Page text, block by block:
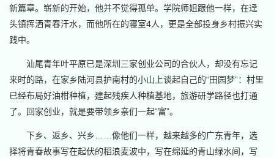
新篇章。崭新的开始，他并不觉得孤单。学院师姐跟他一样，在迳
头镇挥洒青春汗水，而他所在的寝室4人，更是全部投身乡村振兴实
践中。
汕尾青年叶平原已是深圳三家创业公司的合伙人，却没有忘记
来时的路，在家乡陆河县护南村的小山上谈起自己的“田园梦”：村里
已经布局好油柑种植，建起残疾人种植基地，旅游研学路径也打通
了。回家创业，就是要带领乡亲们一起“富”。
下乡、返乡、兴乡……像他们一样，越来越多的广东青年，选
择将青春故事写在起伏的稻浪麦波中，写在绵延的青山绿水间，写